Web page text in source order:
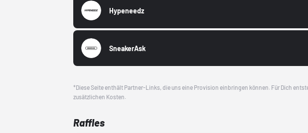
Hypeneedz
SneakerAsk
*Diese Seite enthält Partner-Links, die uns eine Provision einbringen können. Für Dich
zusätzlichen Kosten.
Raffles